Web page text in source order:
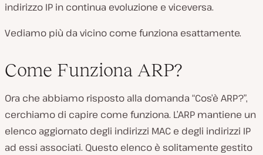
indirizzo IP in continua evoluzione e viceversa.
Vediamo più da vicino come funziona esattamente.
Come Funziona ARP?
Ora che abbiamo risposto alla domanda “Cos’è ARP?”,
cerchiamo di capire come funziona. L’ARP mantiene un
elenco aggiornato degli indirizzi MAC e degli indirizzi IP
ad essi associati. Questo elenco è solitamente gestito